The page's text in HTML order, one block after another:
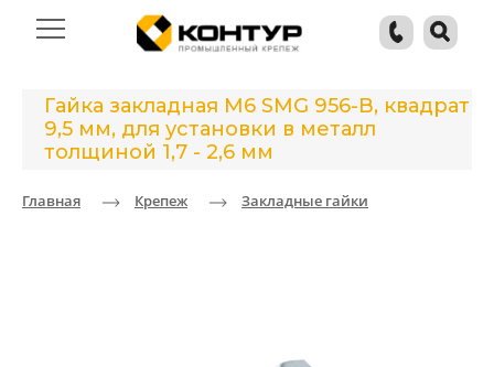
Гайка закладная М6 SMG 956-B, квадрат
9,5 мм, для установки в металл
толщиной 1,7 - 2,6 мм
Главная Крепеж Закладные гайки